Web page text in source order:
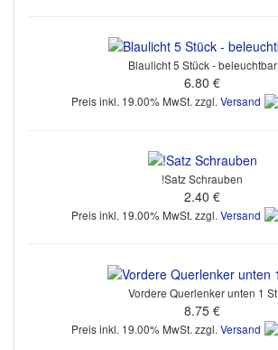
Blaulicht 5 Stück - beleuchtbar
6.80 €
Preis inkl. 19.00% MwSt. zzgl. Versand
!Satz Schrauben
2.40 €
Preis inkl. 19.00% MwSt. zzgl. Versand
Vordere Querlenker unten 1 St
8.75 €
Preis inkl. 19.00% MwSt. zzgl. Versand